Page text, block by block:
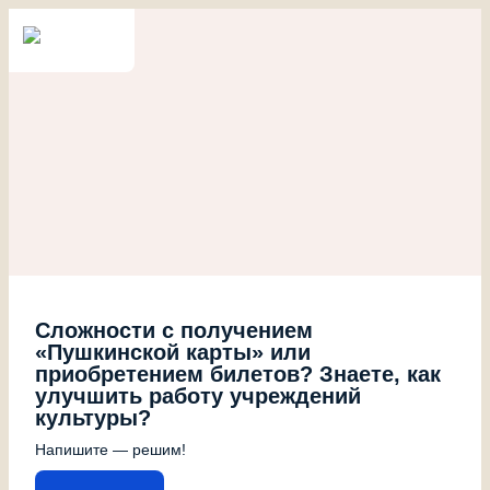
Сложности с получением
«Пушкинской карты» или
приобретением билетов? Знаете, как
улучшить работу учреждений
культуры?
Напишите — решим!